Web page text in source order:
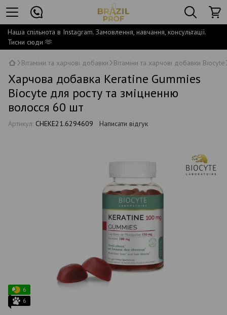
Наша спільнота в Instagram. Замовлення, навчання, консультації.
Тисни сюди 🫶
Вітаміни та харчові добавки Вітаміни та харчові добавки Biocyte
Харчова добавка Keratine Gummies
Biocyte для росту та зміцненню
волосся 60 шт
Артикул: CHEKE21.6294609 Написати відгук
6
6